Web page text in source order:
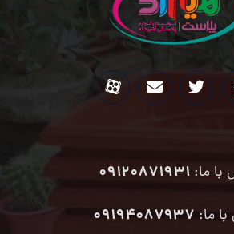
با ما:09120871931
ما: ۰۹۱۹۴۰۸۷۹۳۷